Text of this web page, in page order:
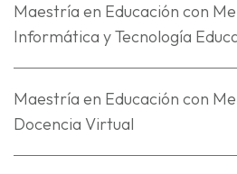
Maestría en Educación con
Informática y Tecnología
Maestría en Educación con
Docencia Virtual